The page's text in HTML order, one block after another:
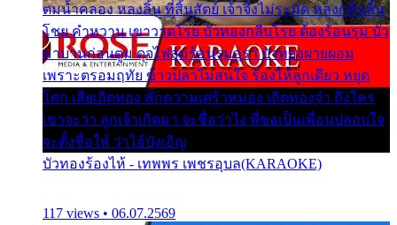
ตมน้ำคลอง หลงลิ้น ที่สิ้นสัตย์ เจ้าจึงไม่ระมัด หลงกลิ่นลิ้น
โชย คำหวาน เขาวาดโรย บัวทองกลีบโรย ต้องร้อนรุม บัว
มาบานก่อนตูม ดุจไฟสุมร้อนรุมอุรา บัวทองผ่ายผอม
เพราะตรอมฤทัย ข้าวปลาไม่สนใจ ร้องไห้ลูกเดียว หยุด
โศก เสียเถิดทอง พักความเศร้าหมอง เถิดทองจ๋า ถึงใคร
เขาจะว่า ลูกเจ้าเกิดมา จะชื่อว่าไง พี่ขอเป็นเพื่อนปลอบใจ
จะตั้งชื่อให้ ว่าไอ้บังเอิญ
บัวทองร้องไห้ - เทพพร เพชรอุบล(KARAOKE)
117 views • 06.07.2569